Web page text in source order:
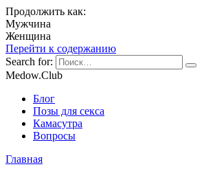
Продолжить как:
Мужчина
Женщина
Перейти к содержанию
Search for:
Medow.Club
Блог
Позы для секса
Камасутра
Вопросы
Главная